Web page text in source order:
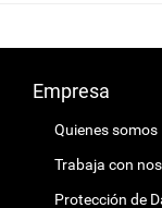
Empresa
Quienes somos
Trabaja con
Protección de